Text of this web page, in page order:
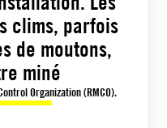
clims, parfois
de moutons,
miné
Organization (RMCO).